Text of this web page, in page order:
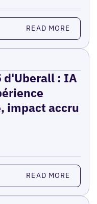
READ MORE
d'Uberall : IA
impact accru
READ MORE